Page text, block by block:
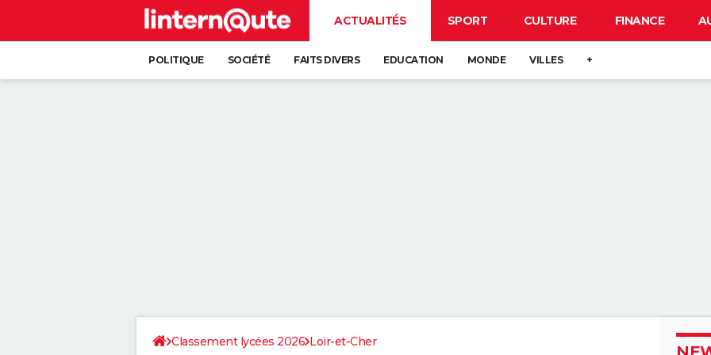
ACTUALITÉS SPORT CULTURE FINANCE
POLITIQUE SOCIÉTÉ FAITS DIVERS EDUCATION MONDE VILLES +
Classement lycées 2026 Loir-et-Cher